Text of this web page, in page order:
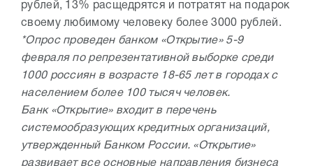
рублей, 13% расщедрятся и потратят на подарок
своему любимому человеку более 3000 рублей.
*Опрос проведен банком «Открытие» 5-9
февраля по репрезентативной выборке среди
1000 россиян в возрасте 18-65 лет в городах с
населением более 100 тысяч человек.
Банк «Открытие» входит в перечень
системообразующих кредитных организаций,
утвержденный Банком России. «Открытие»
развивает все основные направления бизнеса